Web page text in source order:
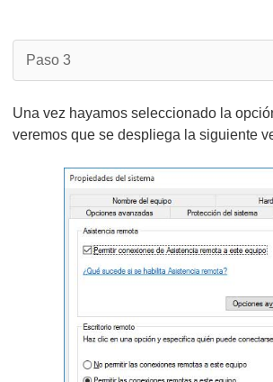
Paso 3
Una vez hayamos seleccionado la
veremos que se despliega la siguiente